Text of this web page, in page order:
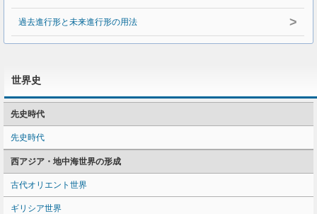
過去進行形と未来進行形の用法 >
世界史
先史時代
先史時代
西アジア・地中海世界の形成
古代オリエント世界
ギリシア世界